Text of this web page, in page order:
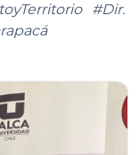
#Dir.